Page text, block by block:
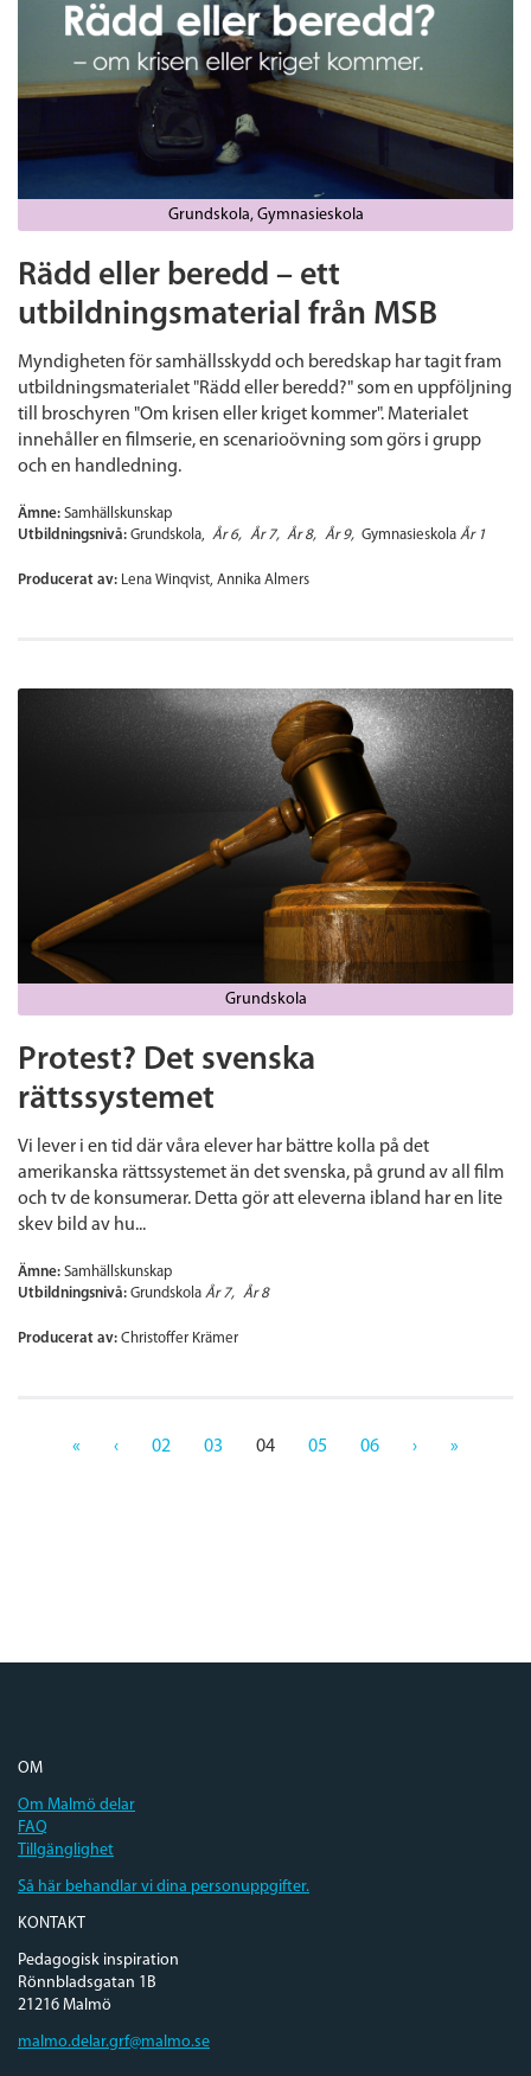
Grundskola Gymnasieskola
Rädd eller beredd – ett
utbildningsmaterial från MSB
Myndigheten för samhällsskydd och beredskap har tagit fram
utbildningsmaterialet "Rädd eller beredd?" som en uppföljning
till broschyren "Om krisen eller kriget kommer". Materialet
innehåller en filmserie, en scenarioövning som görs i grupp
och en handledning.
Ämne: Samhällskunskap
Utbildningsnivå: Grundskola År 6 År 7 År 8 År 9 Gymnasieskola År 1
Producerat av: Lena Winqvist, Annika Almers
Grundskola
Protest? Det svenska
rättssystemet
Vi lever i en tid där våra elever har bättre kolla på det
amerikanska rättssystemet än det svenska, på grund av all film
och tv de konsumerar. Detta gör att eleverna ibland har en lite
skev bild av hu...
Ämne: Samhällskunskap
Utbildningsnivå: Grundskola År 7 År 8
Producerat av: Christoffer Krämer
« ‹ 02 03 04 05 06 › »
OM
Om Malmö delar
FAQ
Tillgänglighet
Så här behandlar vi dina personuppgifter.
KONTAKT
Pedagogisk inspiration
Rönnbladsgatan 1B
21216 Malmö
malmo.delar.grf@malmo.se